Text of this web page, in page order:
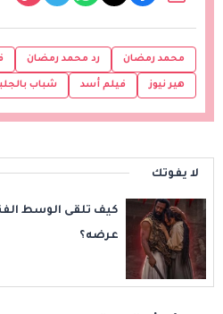
محمد رمضان رد محمد رمضان
هير نيوز فيلم أسد شباب
لا يفوتك
كيف تلقى الوسط
عرضه؟